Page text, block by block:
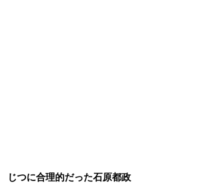
じつに合理的だった石原都政